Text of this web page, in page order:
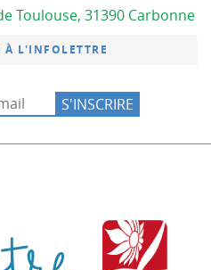
Toulouse, 31390 Carbonne
L'INFOLETTRE
Communauté de